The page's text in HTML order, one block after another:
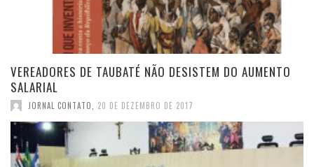
VEREADORES DE TAUBATÉ NÃO DESISTEM DO AUMENTO
SALARIAL
JORNAL CONTATO, 20 DE DEZEMBRO DE 2017